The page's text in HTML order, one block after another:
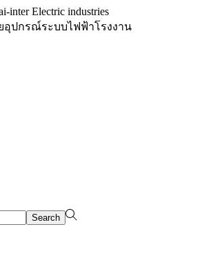
inter Electric industries
อุปกรณ์ระบบไฟฟ้าโรงงาน
Search